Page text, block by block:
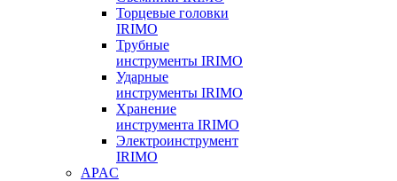
Торцевые головки
IRIMO
Трубные
инструменты IRIMO
Ударные
инструменты IRIMO
Хранение
инструмента IRIMO
Электроинструмент
IRIMO
APAC